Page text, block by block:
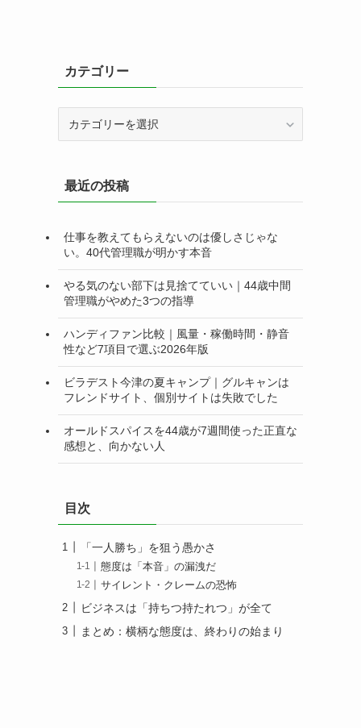
カテゴリー
ー最近の投稿
仕事を教えてもらえないのは優しさじゃな
い。40代管理職が明かす本音
やる気のない部下は見捨てていい｜44歳中間
管理職がやめた3つの指導
ハンディファン比較｜風量・稼働時間・静音
性など7項目で選ぶ2026年版
ビラデスト今津の夏キャンプ｜グルキャンは
フレンドサイト、個別サイトは失敗でした
オールドスパイスを44歳が7週間使った正直な
感想と、向かない人
目次
「一人勝ち」を狙う愚かさ
態度は「本音」の漏洩だ
サイレント・クレームの恐怖
ビジネスは「持ちつ持たれつ」が全て
まとめ：横柄な態度は、終わりの始まり